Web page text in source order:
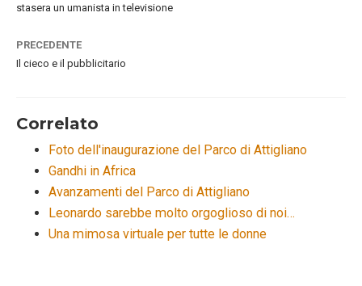
stasera un umanista in televisione
PRECEDENTE
Il cieco e il pubblicitario
Correlato
Foto dell'inaugurazione del Parco di Attigliano
Gandhi in Africa
Avanzamenti del Parco di Attigliano
Leonardo sarebbe molto orgoglioso di noi…
Una mimosa virtuale per tutte le donne